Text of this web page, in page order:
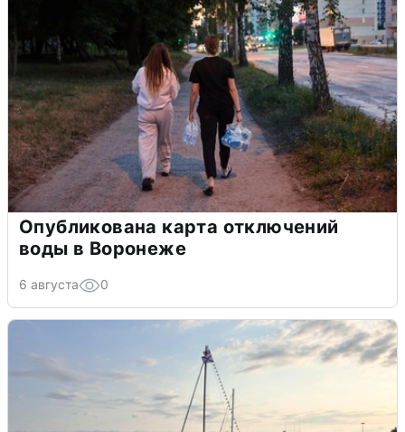
Опубликована карта отключений
воды в Воронеже
6 августа 0